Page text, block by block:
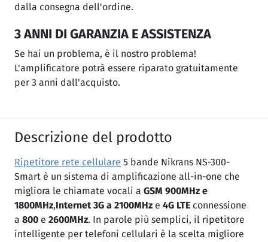
dalla consegna dell'ordine.
3 ANNI DI GARANZIA E ASSISTENZA
Se hai un problema, è il nostro problema!
L'amplificatore potrà essere riparato gratuitamente
per 3 anni dall'acquisto.
Descrizione del prodotto
Ripetitore rete cellulare 5 bande Nikrans NS-300-
Smart è un sistema di amplificazione all-in-one che
migliora le chiamate vocali a GSM 900MHz e
1800MHz,Internet 3G a 2100MHz e 4G LTE connessione
a 800 e 2600MHz. In parole più semplici, il ripetitore
intelligente per telefoni cellulari è la scelta migliore